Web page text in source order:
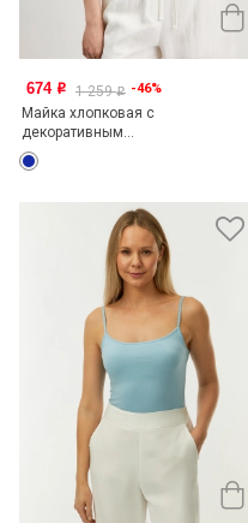
674 o 1 259o -46%
Майка хлопковая с
декоративным...